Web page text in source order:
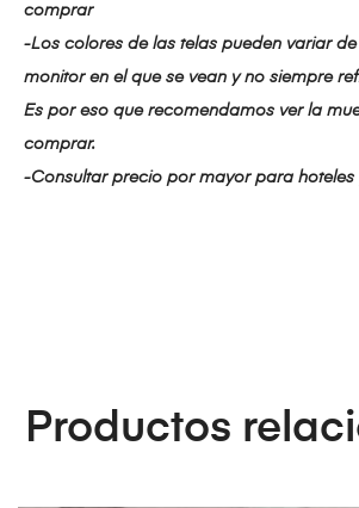
comprar
-Los colores de las telas pueden variar
monitor en el que se vean y no siempre
Es por eso que recomendamos ver la
comprar.
-Consultar precio por mayor para hoteles
Productos